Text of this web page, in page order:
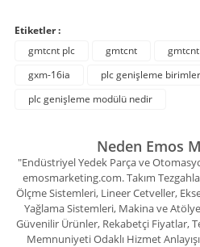
Etiketler :
gmtcnt plc
gmtcnt
gxm-16ia
plc genişleme
plc genişleme modülü nedir
Neden Emos
"Endüstriyel Yedek Parça ve
emosmarketing.com. Takım
Ölçme Sistemleri, Lineer Cetveller,
Yağlama Sistemleri, Makina ve
Güvenilir Ürünler, Rekabetçi Fiyatlar,
Memnuniyeti Odaklı Hizmet